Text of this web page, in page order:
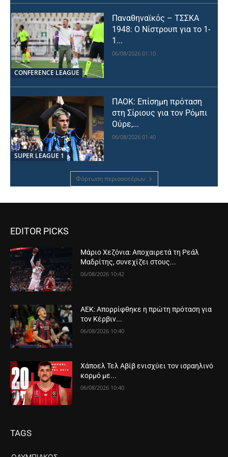
CONFERENCE LEAGUE
Παναθηναϊκός – ΤΣΣΚΑ
1948: Ο Νίστρουπ για το 1-
1...
06/08/2026 01:10
SUPER LEAGUE 1
ΠΑΟΚ: Επίσημη πρόταση
στη Σίριους για τον Ρόμπι
Ούρε,...
06/08/2026 01:40
Φόρτωση περισσοτέρων
EDITOR PICKS
Μάριο Χεζόνια: Αποχαιρετά τη Ρεάλ
Μαδρίτης, συνεχίζει στους...
06/08/2026 10:42
ΑΕΚ: Απορρίφθηκε η πρώτη πρόταση για
τον Κέρβιν...
06/08/2026 10:40
Χάποελ Τελ Αβίβ ενισχύει τον ισραηλινό
κορμό με...
06/08/2026 10:40
TAGS